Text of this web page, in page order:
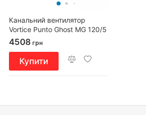
Канальний вентилятор
Vortice Punto Ghost MG 120/5
LL
4508 грн
Купити